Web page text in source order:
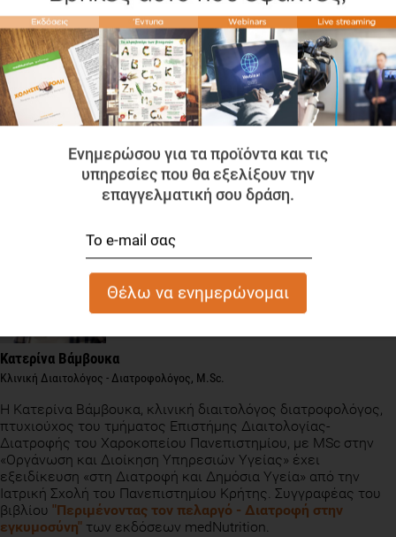
To παραπάνω εκπτωτικό κουπόνι, ισχύει για αποστολές
εντός Ελλάδος.
ΓΝΩΡΙΣΤΕ ΤΟΝ ΣΥΓΓΡΑΦΕΑ
Κατερίνα Βάμβουκα
Κλινική Διαιτολόγος - Διατροφολόγος, M.Sc.
H Κατερίνα Βάμβουκα, κλινική διαιτολόγος διατροφολόγος,
πτυχιούχος του τμήματος Επιστήμης Διαιτολογίας-
Διατροφής του Χαροκοπείου Πανεπιστημίου, με ΜSc στην
«Οργάνωση και Διοίκηση Υπηρεσιών Υγείας» έχει
εξειδίκευση «στη Διατροφή και Δημόσια Υγεία» από την
Ιατρική Σχολή του Πανεπιστημίου Κρήτης. Συγγραφέας του
βιβλίου "Περιμένοντας τον πελαργό - Διατροφή στην
εγκυμοσύνη" των εκδόσεων medNutrition.
Ενημερώσου για τα προϊόντα και τις
υπηρεσίες που θα εξελίξουν την
επαγγελματική σου δράση.